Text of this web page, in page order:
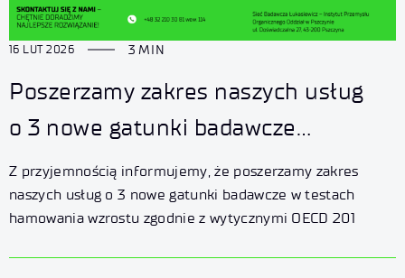
16 LUT 2026 3 MIN
Poszerzamy zakres naszych usług
o 3 nowe gatunki badawcze
w testach hamowania wzrostu
zgodnie z wytycznymi OECD 201
Z przyjemnością informujemy, że poszerzamy zakres
naszych usług o 3 nowe gatunki badawcze w testach
hamowania wzrostu zgodnie z wytycznymi OECD 201